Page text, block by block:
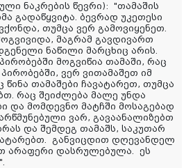
ნაკრების წევრი):
"თამაშის
გადაწყვიტა. ბევრად უკეთესი
თუმცა ვერ გამოვიყენეთ.
მაგრამ გავდივართ
ნაწილი მარცხიც არის.
მოგვიწია თამაში, რაც
პირობებში, ვერ ვითამაშეთ იმ
თამაშები ჩავატარეთ, თუმცა
რაც შეიძლება მალე უნდა
და მომდევნო მატჩში მოსაგებად
ვარ, გავაანალიზებთ
და შემდეგ თამაშს, საკუთარ
განვიცდით დღევანდელ
არაფერი დასრულებულა. ეს